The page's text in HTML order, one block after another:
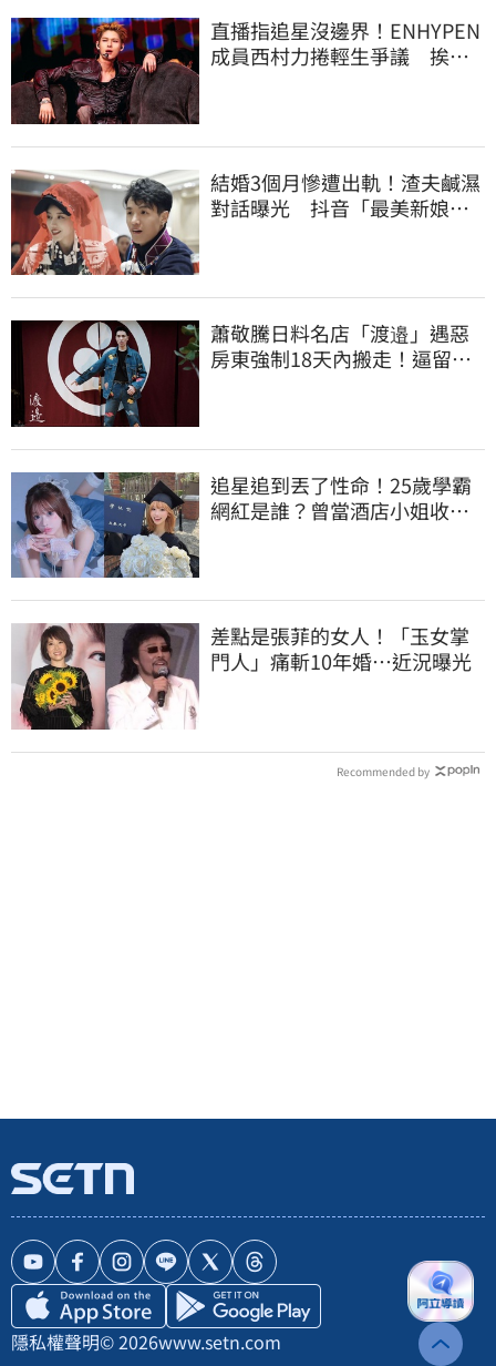
直播指追星沒邊界！ENHYPEN
成員西村力捲輕生爭議 挨
結婚3個月慘遭出軌！渣夫鹹濕
對話曝光 抖音「最美新娘」
蕭敬騰日料名店「渡邉」遇惡
房東強制18天內搬走！逼留裝
追星追到丟了性命！25歲學霸
網紅是誰？曾當酒店小姐收入
差點是張菲的女人！「玉女掌
門人」痛斬10年婚…近況曝光
Recommended by
隱私權聲明© 2026www.setn.com